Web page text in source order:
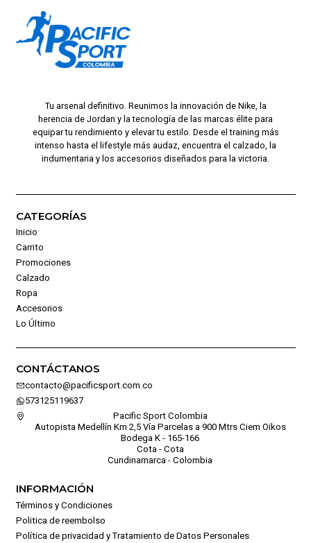
Tu arsenal definitivo. Reunimos la innovación de Nike, la
herencia de Jordan y la tecnología de las marcas élite para
equipar tu rendimiento y elevar tu estilo. Desde el training más
intenso hasta el lifestyle más audaz, encuentra el calzado, la
indumentaria y los accesorios diseñados para la victoria.
CATEGORÍAS
Inicio
Carrito
Promociones
Calzado
Ropa
Accesorios
Lo Último
CONTÁCTANOS
contacto@pacificsport.com.co
573125119637
Pacific Sport Colombia
Autopista Medellín Km 2,5 Vía Parcelas a 900 Mtrs Ciem Oikos
Bodega K - 165-166
Cota - Cota
Cundinamarca - Colombia
INFORMACIÓN
Términos y Condiciones
Politica de reembolso
Política de privacidad y Tratamiento de Datos Personales